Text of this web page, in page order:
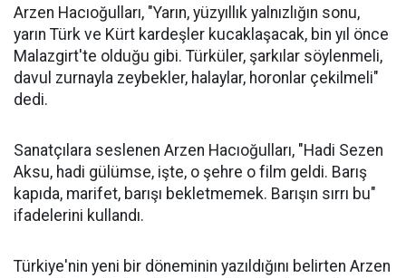
Arzen Hacıoğulları, "Yarın, yüzyıllık yalnızlığın sonu,
yarın Türk ve Kürt kardeşler kucaklaşacak, bin yıl önce
Malazgirt'te olduğu gibi. Türküler, şarkılar söylenmeli,
davul zurnayla zeybekler, halaylar, horonlar çekilmeli"
dedi.
Sanatçılara seslenen Arzen Hacıoğulları, "Hadi Sezen
Aksu, hadi gülümse, işte, o şehre o film geldi. Barış
kapıda, marifet, barışı bekletmemek. Barışın sırrı bu"
ifadelerini kullandı.
Türkiye'nin yeni bir döneminin yazıldığını belirten Arzen